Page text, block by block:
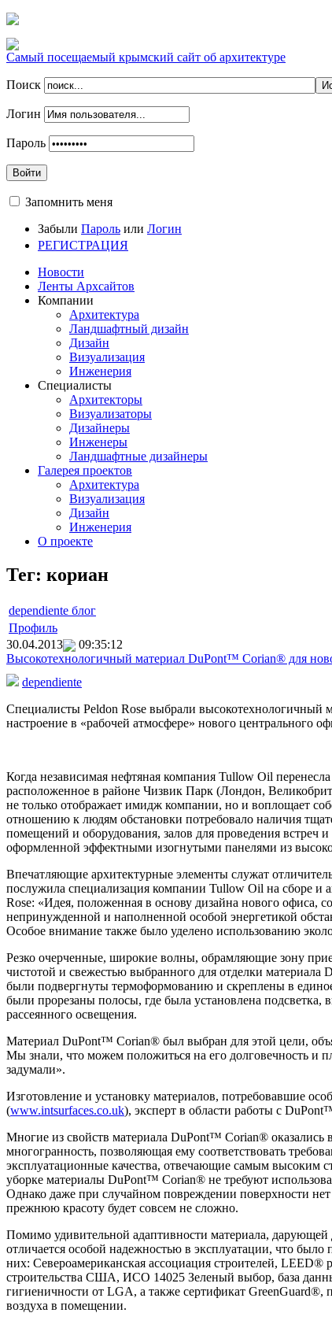
Самый посещаемый крымский сайт об архитектуре
Поиск
Логин
Пароль
Войти
Запомнить меня
Забыли Пароль или Логин
РЕГИСТРАЦИЯ
Новости
Ленты Архсайтов
Компании
Архитектура
Ландшафтный дизайн
Дизайн
Визуализация
Инженерия
Специалисты
Архитекторы
Визуализаторы
Дизайнеры
Инженеры
Ландшафтные дизайнеры
Галерея проектов
Архитектура
Визуализация
Дизайн
Инженерия
О проекте
Тег: кориан
dependiente блог
Профиль
30.04.2013
09:35:12
Высокотехнологичный материал DuPont™ Corian® для
dependiente
Специалисты Peldon Rose выбрали высокотехнологичный
настроение в «рабочей атмосфере» нового центрального
Когда независимая нефтяная компания Tullow Oil
расположенное в районе Чизвик Парк (Лондон,
не только отображает имидж компании, но и воплощает
отношению к людям обстановки потребовало наличия
помещений и оборудования, залов для проведения встреч
оформленной эффектными изогнутыми панелями из
Впечатляющие архитектурные элементы служат
послужила специализация компании Tullow Oil на сборе и
Rose: «Идея, положенная в основу дизайна нового офиса,
непринужденной и наполненной особой энергетикой
Особое внимание также было уделено использованию
Резко очерченные, широкие волны, обрамляющие зону
чистотой и свежестью выбранного для отделки
были подвергнуты термоформованию и скреплены в
были прорезаны полосы, где была установлена подсветка,
рассеянного освещения.
Материал DuPont™ Corian® был выбран для этой цели,
Мы знали, что можем положиться на его долговечность и
задумали».
Изготовление и установку материалов, потребовавшие
(www.intsurfaces.co.uk), эксперт в области работы с
Многие из свойств материала DuPont™ Corian® оказались
многогранность, позволяющая ему соответствовать
эксплуатационные качества, отвечающие самым высоким
уборке материалы DuPont™ Corian® не требуют
Однако даже при случайном повреждении поверхности
прежнюю красоту будет совсем не сложно.
Помимо удивительной адаптивности материала,
отличается особой надежностью в эксплуатации, что
них: Североамериканская ассоциация строителей, LEED®
строительства США, ИСО 14025 Зеленый выбор, база
гигиеничности от LGA, а также сертификат GreenGuard®,
воздуха в помещении.